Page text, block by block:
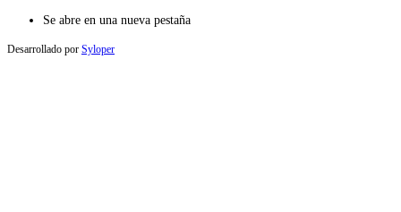
Se abre en una nueva pestaña
Desarrollado por Syloper